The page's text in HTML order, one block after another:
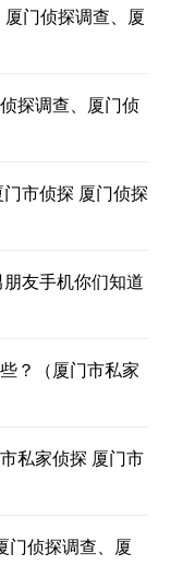
门侦探调查、厦
探调查、厦门侦
市侦探 厦门侦探
朋友手机你们知道
？（厦门市私家
私家侦探 厦门市
门侦探调查、厦